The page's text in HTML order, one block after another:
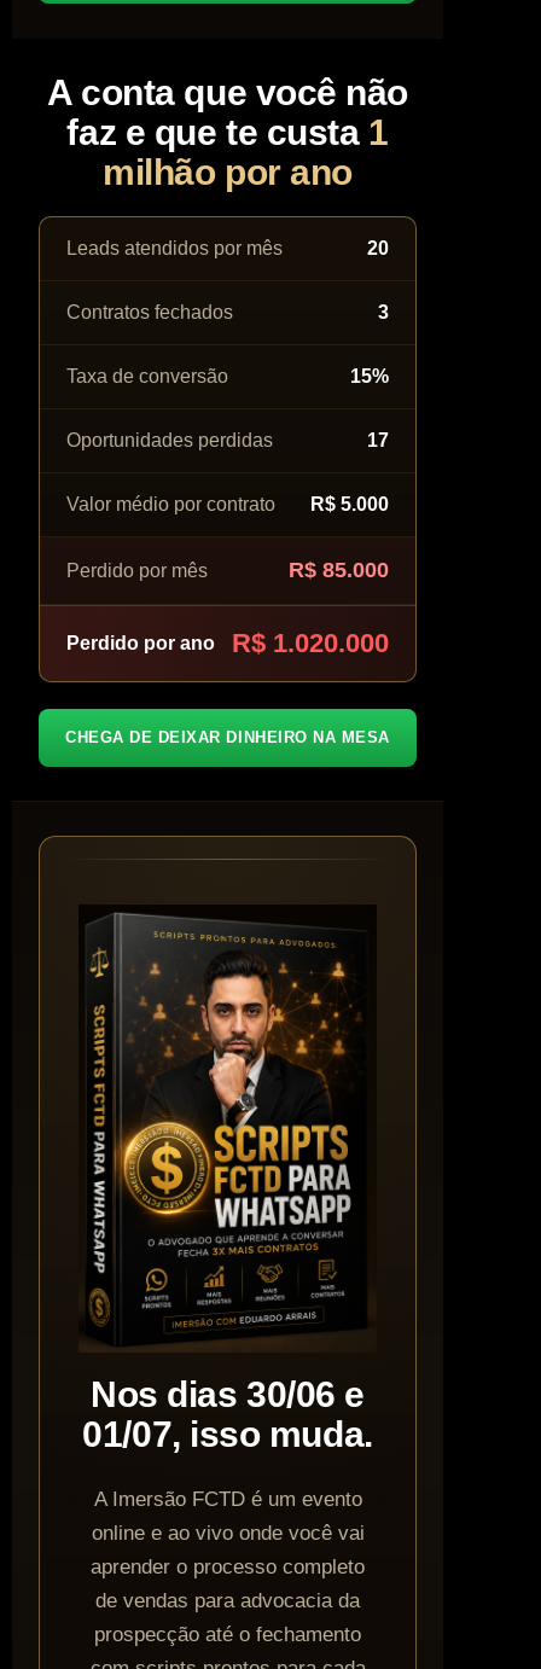
A conta que você não
faz e que te custa 1
milhão por ano
Leads atendidos por mês 20
Contratos fechados 3
Taxa de conversão 15%
Oportunidades perdidas 17
Valor médio por contrato R$ 5.000
Perdido por mês R$ 85.000
Perdido por ano R$ 1.020.000
CHEGA DE DEIXAR DINHEIRO NA MESA
Nos dias 30/06 e
01/07, isso muda.
A Imersão FCTD é um evento
online e ao vivo onde você vai
aprender o processo completo
de vendas para advocacia da
prospecção até o fechamento